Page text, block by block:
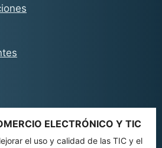
ELECTRÓNICO Y TIC
el uso y calidad de las TIC y el